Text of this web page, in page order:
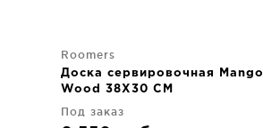
Roomers
Доска сервировочная Mango
Wood 38X30 CM
Под заказ